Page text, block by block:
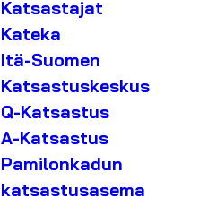
Katsastajat
Kateka
Itä-Suomen
Katsastuskeskus
Q-Katsastus
A-Katsastus
Pamilonkadun
katsastusasema